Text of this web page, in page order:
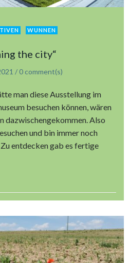
WUNNEN
the city“
/ 0 comment(s)
man diese Ausstellung im
besuchen können, wären
dazwischengekommen. Also
und bin immer noch
entdecken gab es fertige